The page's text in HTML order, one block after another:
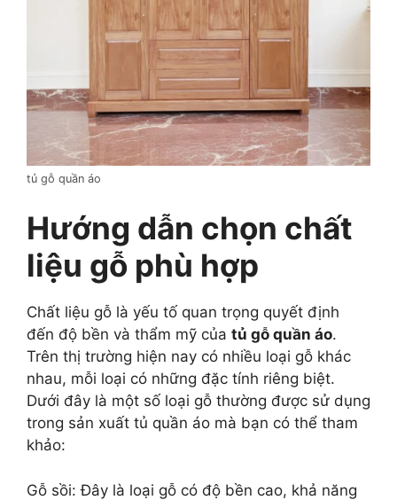
tủ gỗ quần áo
Hướng dẫn chọn chất
liệu gỗ phù hợp
Chất liệu gỗ là yếu tố quan trọng quyết định
đến độ bền và thẩm mỹ của tủ gỗ quần áo.
Trên thị trường hiện nay có nhiều loại gỗ khác
nhau, mỗi loại có những đặc tính riêng biệt.
Dưới đây là một số loại gỗ thường được sử dụng
trong sản xuất tủ quần áo mà bạn có thể tham
khảo:
Gỗ sồi: Đây là loại gỗ có độ bền cao, khả năng